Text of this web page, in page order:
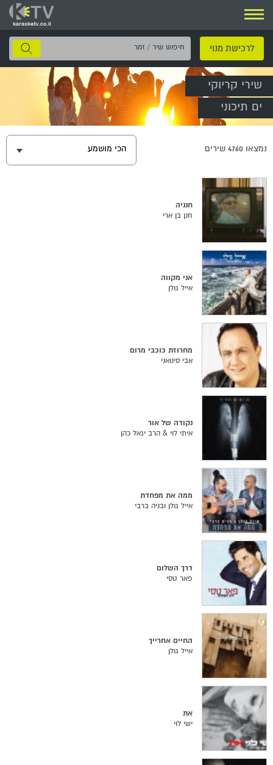
ניווט
לרכישת מנוי
חיפוש
שיר
שירי קריוקי
ים תיכוני
נמצאו 4760 שירים הכי מושמע
חנניה
חנן בן ארי
אני מקווה
אייל גולן
מחרוזת כוכבי מרום
אבי סינואני
נקודה של אור
איתי לוי & הרב יגאל כהן
ממה את מפחדת
אייל גולן ובניה ברבי
דרך השלום
פאר טסי
החיים אחרייך
אייל גולן
את
ישי לוי